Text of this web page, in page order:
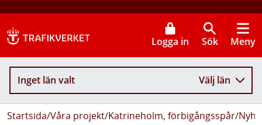
Logga in Sök Meny
Inget län valt Välj län
Startsida/Våra projekt/Katrineholm, förbigångsspår/